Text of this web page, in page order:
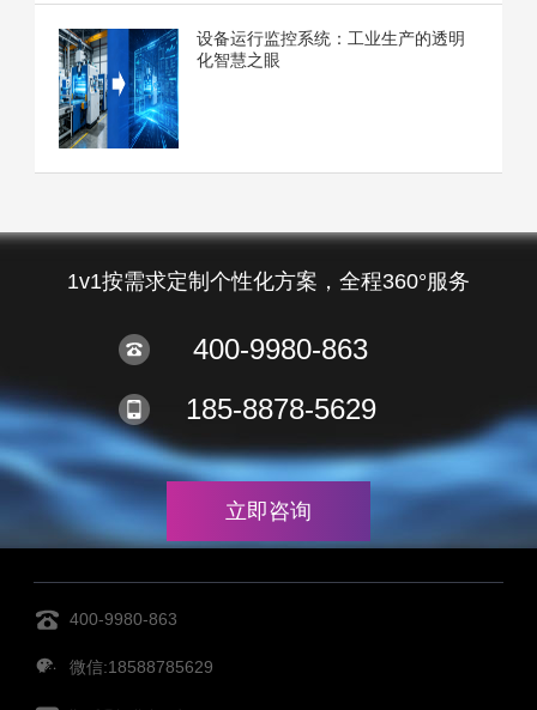
设备运行监控系统：工业生产的透明
化智慧之眼
1v1按需求定制个性化方案，全程360°服务
400-9980-863
185-8878-5629
立即咨询
400-9980-863
微信:18588785629